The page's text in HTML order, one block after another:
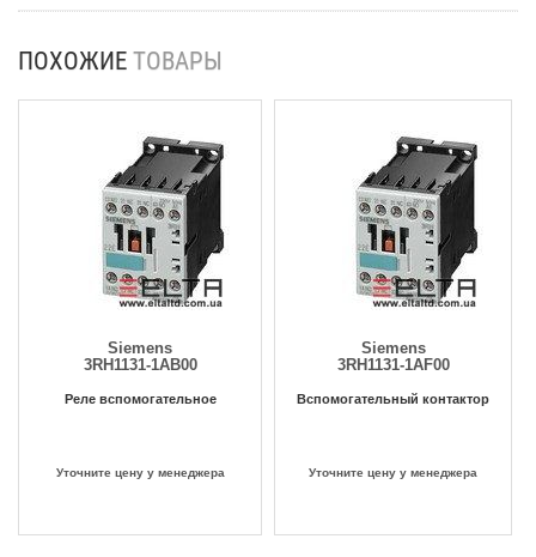
ПОХОЖИЕ ТОВАРЫ
Siemens
3RH1131-1AB00
Реле вспомогательное
Уточните цену у менеджера
Siemens
3RH1131-1AF00
Вспомогательный контактор
Уточните цену у менеджера